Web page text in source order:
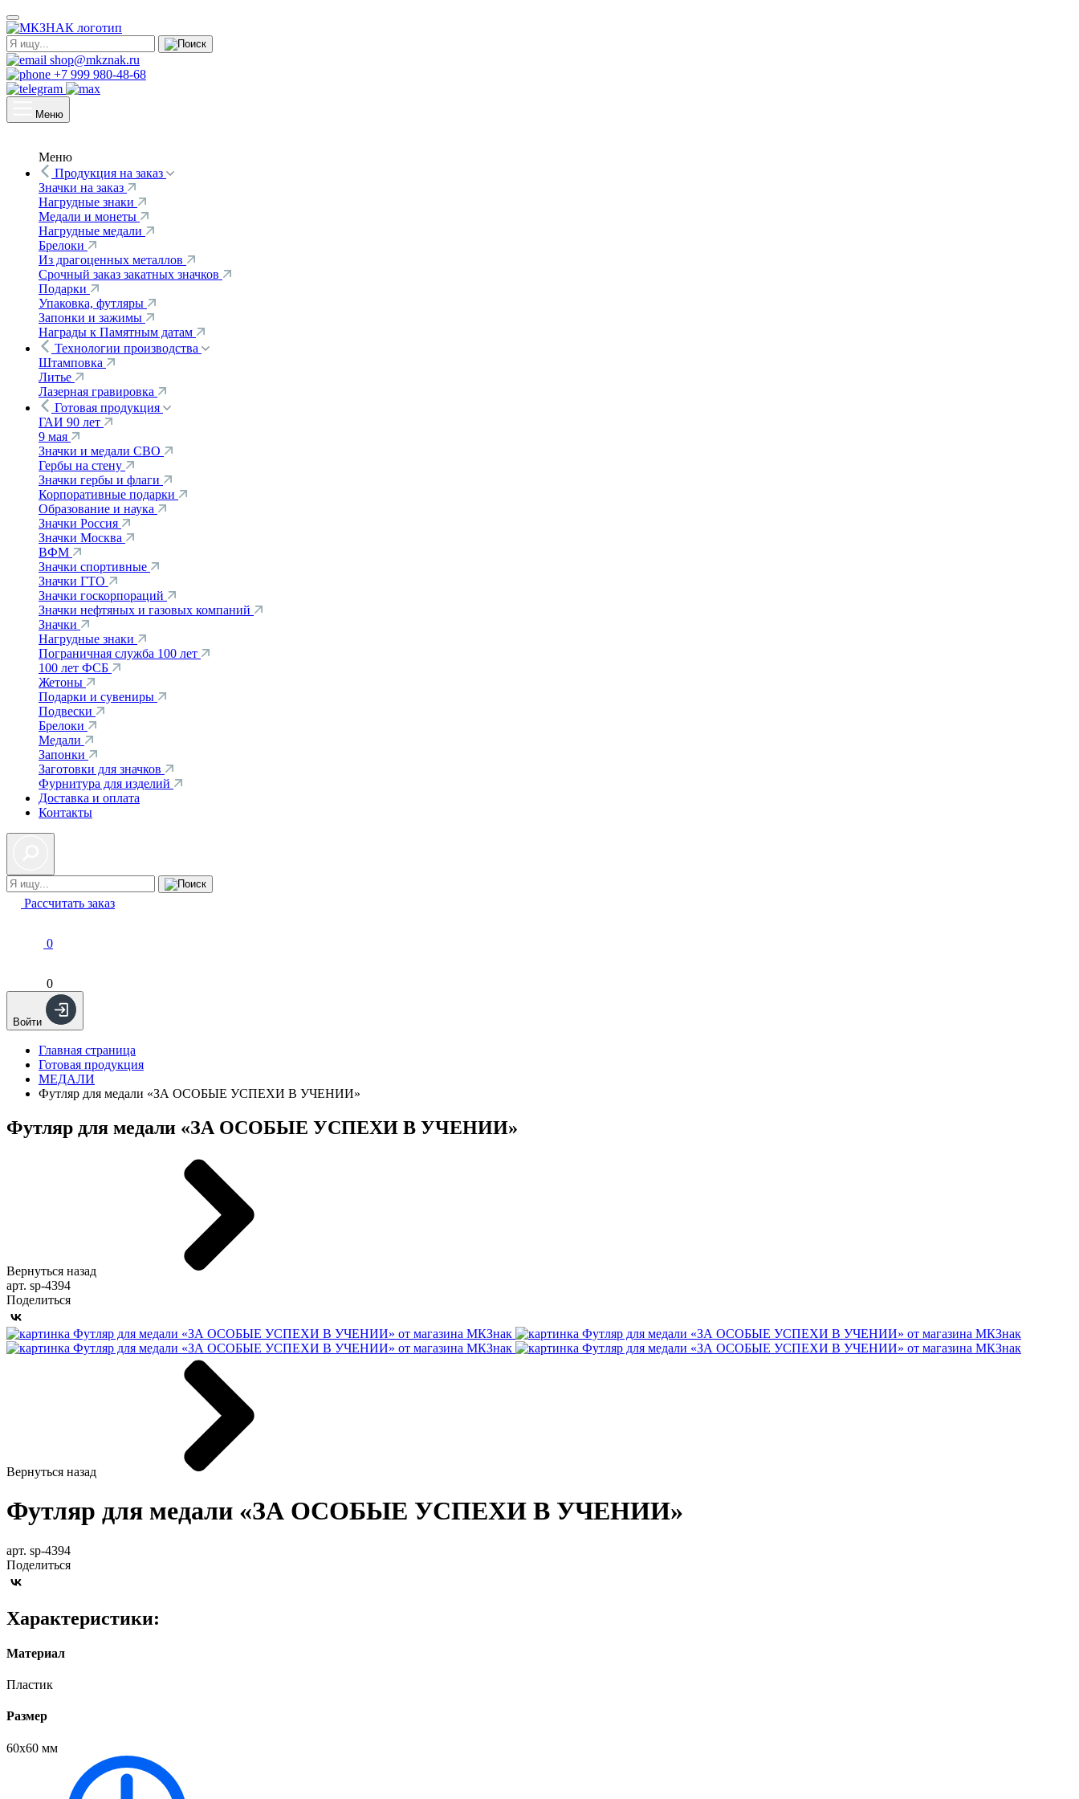
shop@mkznak.ru
+7 999 980-48-68
Меню
Меню
Продукция на заказ
Значки на заказ
Нагрудные знаки
Медали и монеты
Нагрудные медали
Брелоки
Из драгоценных металлов
Срочный заказ закатных значков
Подарки
Упаковка, футляры
Запонки и зажимы
Награды к Памятным датам
Технологии производства
Штамповка
Литье
Лазерная гравировка
Готовая продукция
ГАИ 90 лет
9 мая
Значки и медали СВО
Гербы на стену
Значки гербы и флаги
Корпоративные подарки
Образование и наука
Значки Россия
Значки Москва
ВФМ
Значки спортивные
Значки ГТО
Значки госкорпораций
Значки нефтяных и газовых компаний
Значки
Нагрудные знаки
Пограничная служба 100 лет
100 лет ФСБ
Жетоны
Подарки и сувениры
Подвески
Брелоки
Медали
Запонки
Заготовки для значков
Фурнитура для изделий
Доставка и оплата
Контакты
Рассчитать заказ
0
0
Войти
Главная страница
Готовая продукция
МЕДАЛИ
Футляр для медали «ЗА ОСОБЫЕ УСПЕХИ В УЧЕНИИ»
Футляр для медали «ЗА ОСОБЫЕ УСПЕХИ В УЧЕНИИ»
Вернуться назад
арт. sp-4394
Поделиться
Вернуться назад
Футляр для медали «ЗА ОСОБЫЕ УСПЕХИ В УЧЕНИИ»
арт. sp-4394
Поделиться
Характеристики:
Материал
Пластик
Размер
60х60 мм